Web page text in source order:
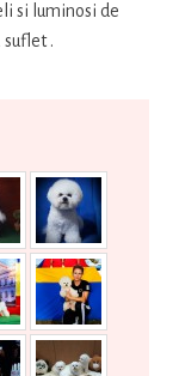
si luminosi de
.